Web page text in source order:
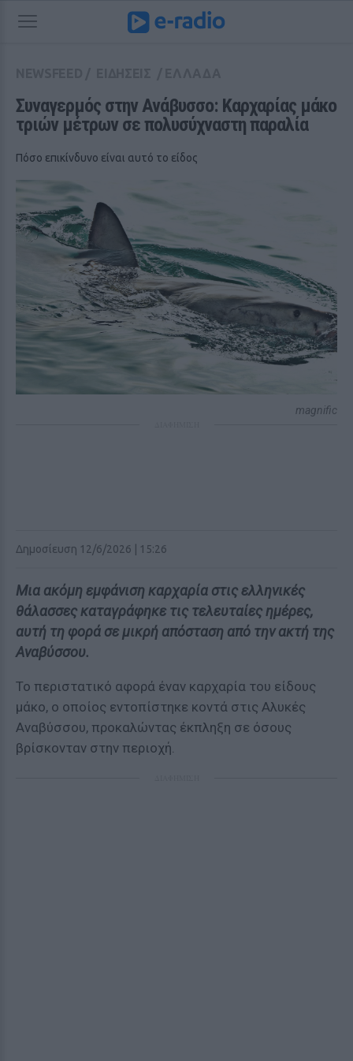
Συναγερμός στην Ανάβυσσο: Καρχαρίας μάκο
τριών μέτρων σε πολυσύχναστη παραλία
Πόσο επικίνδυνο είναι αυτό το είδος
magnific
Δημοσίευση 12/6/2026 | 15:26
Μια ακόμη εμφάνιση καρχαρία στις ελληνικές
θάλασσες καταγράφηκε τις τελευταίες ημέρες,
αυτή τη φορά σε μικρή απόσταση από την ακτή της
Αναβύσσου.
Το περιστατικό αφορά έναν καρχαρία του είδους
μάκο, ο οποίος εντοπίστηκε κοντά στις Αλυκές
Αναβύσσου, προκαλώντας έκπληξη σε όσους
βρίσκονταν στην περιοχή.